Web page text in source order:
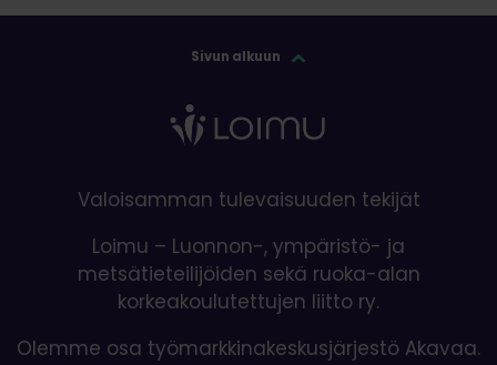
Sivun alkuun
Valoisamman tulevaisuuden tekijät
Loimu – Luonnon-, ympäristö- ja
metsätieteilijöiden sekä ruoka-alan
korkeakoulutettujen liitto ry.
Olemme osa työmarkkinakeskusjärjestö Akavaa.